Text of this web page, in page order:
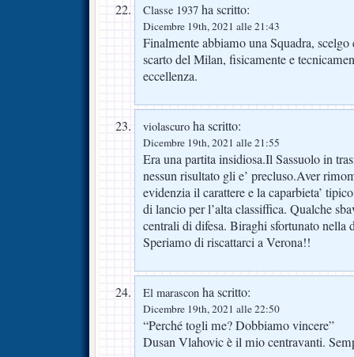
Classe 1937 ha scritto:
Dicembre 19th, 2021 alle 21:43
Finalmente abbiamo una Squadra,
scarto del Milan, fisicamente e
eccellenza.
violascuro ha scritto:
Dicembre 19th, 2021 alle 21:55
Era una partita insidiosa.Il Sassuolo in
nessun risultato gli e’ precluso.Aver
evidenzia il carattere e la caparbieta’
di lancio per l’alta classiffica. Qualche
centrali di difesa. Biraghi sfortunato nella
Speriamo di riscattarci a Verona!!
El marascon ha scritto:
Dicembre 19th, 2021 alle 22:50
“Perché togli me? Dobbiamo vincere”
Dusan Vlahovic è il mio centravanti.